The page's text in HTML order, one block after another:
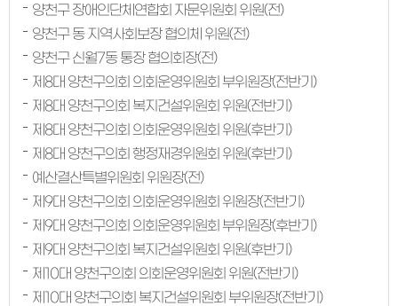
양천구 장애인단체연합회 자문위원회 위원(전)
양천구 동 지역사회보장 협의체 위원(전)
양천구 신월7동 통장 협의회장(전)
제8대 양천구의회 의회운영위원회 부위원장(전반기)
제8대 양천구의회 복지건설위원회 위원(전반기)
제8대 양천구의회 의회운영위원회 위원(후반기)
제8대 양천구의회 행정재경위원회 위원(후반기)
예산결산특별위원회 위원장(전)
제9대 양천구의회 의회운영위원회 위원장(전반기)
제9대 양천구의회 의회운영위원회 부위원장(후반기)
제9대 양천구의회 복지건설위원회 위원(후반기)
제10대 양천구의회 의회운영위원회 위원(전반기)
제10대 양천구의회 복지건설위원회 부위원장(전반기)